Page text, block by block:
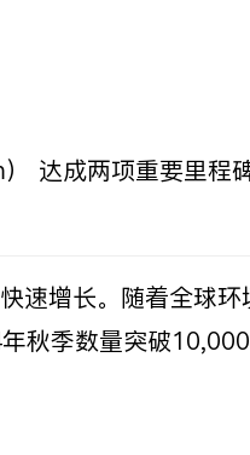
达成两项重要里
速增长。随着全球
秋季数量突破